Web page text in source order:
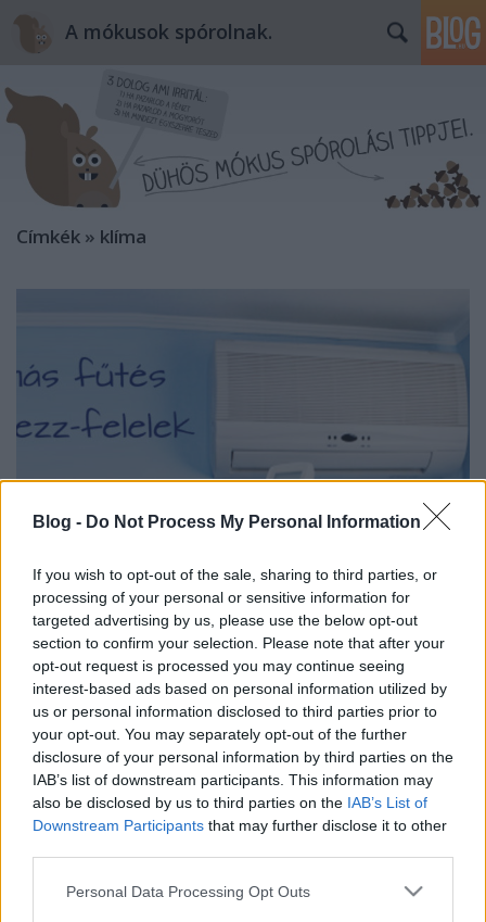
Blog - Do Not Process My Personal Information
If you wish to opt-out of the sale, sharing to third parties, or
processing of your personal or sensitive information for
targeted advertising by us, please use the below opt-out
section to confirm your selection. Please note that after your
opt-out request is processed you may continue seeing
interest-based ads based on personal information utilized by
us or personal information disclosed to third parties prior to
your opt-out. You may separately opt-out of the further
disclosure of your personal information by third parties on the
IAB’s list of downstream participants. This information may
also be disclosed by us to third parties on the IAB’s List of
Downstream Participants that may further disclose it to other
Please note that this website/app uses one or more Google
Personal Data Processing Opt Outs
A mókusok spórolnak.
Címkék » klíma
Fűtés klímával - 31 kérdés + válasz
(tapasztalatból)
mokuspeti•2017. január 31.
A klímával való fűtés egyáltalán nem új technológia,
de az elterjedése sajnos még közel sem történt meg.
Ha arra gondolok, hogy pár hónapja még én sem
tudtam erről semmit és anyag sem volt nagyon